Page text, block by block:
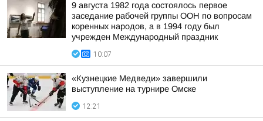
9 августа 1982 года состоялось первое
заседание рабочей группы ООН по вопросам
коренных народов, а в 1994 году был
учрежден Международный праздник
10:07
«Кузнецкие Медведи» завершили
выступление на турнире Омске
12:21